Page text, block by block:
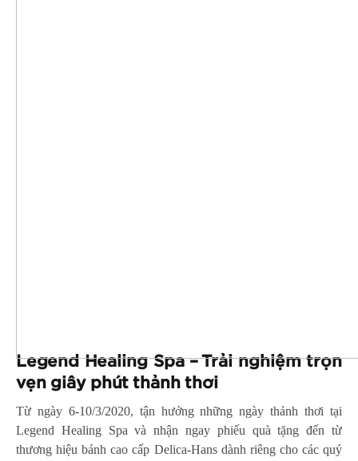
Legend Healing Spa – Trải nghiệm trọn
vẹn giây phút thảnh thơi
Từ ngày 6-10/3/2020, tận hưởng những ngày thảnh thơi tại
Legend Healing Spa và nhận ngay phiếu quà tặng đến từ
thương hiệu bánh cao cấp Delica-Hans dành riêng cho các quý